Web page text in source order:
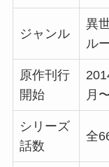
ジャンル
異
ル
原作刊行
開始
月
シリーズ
話数
全